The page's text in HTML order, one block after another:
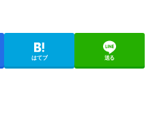
はてブ 送る